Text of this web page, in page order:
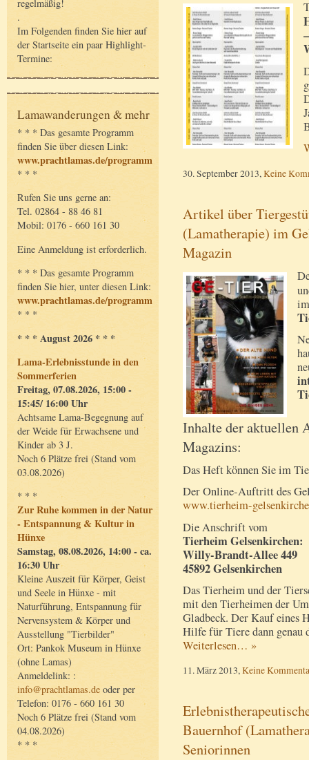
regelmäßig!
.
Im Folgenden finden Sie hier auf
der Startseite ein paar Highlight-
Termine:
Lamawanderungen & mehr
* * * Das gesamte Programm
finden Sie über diesen Link:
www.prachtlamas.de/programm
* * *
Rufen Sie uns gerne an:
Tel. 02864 - 88 46 81
Mobil: 0176 - 660 161 30
Eine Anmeldung ist erforderlich.
* * * Das gesamte Programm
finden Sie hier, unter diesen Link:
www.prachtlamas.de/programm
* * *
* * * August 2026 * * *
Lama-Erlebnisstunde in den
Sommerferien
Freitag, 07.08.2026, 15:00 -
15:45/ 16:00 Uhr
Achtsame Lama-Begegnung auf
der Weide für Erwachsene und
Kinder ab 3 J.
Noch 6 Plätze frei (Stand vom
03.08.2026)
* * *
Zur Ruhe kommen in der Natur
- Entspannung & Kultur in
Hünxe
Samstag, 08.08.2026, 14:00 - ca.
16:30 Uhr
Kleine Auszeit für Körper, Geist
und Seele in Hünxe - mit
Naturführung, Entspannung für
Nervensystem & Körper und
Ausstellung "Tierbilder"
Ort: Pankok Museum in Hünxe
(ohne Lamas)
Anmeldelink: :
info@prachtlamas.de oder per
Telefon: 0176 - 660 161 30
Noch 6 Plätze frei (Stand vom
04.08.2026)
* * *
30. September 2013, Keine
Artikel über
(Lamatherapie) im
Magazin
Inhalte der aktuellen
Magazins:
Das Heft können Sie im
Der Online-Auftritt des
www.tierheim-
Die Anschrift vom
Tierheim Gelsenkirchen:
Willy-Brandt-Allee 449
45892 Gelsenkirchen
Das Tierheim und der
mit den Tierheimen der
Gladbeck. Der Kauf eines
Hilfe für Tiere dann genau
Weiterlesen… »
11. März 2013,Keine
Bauernhof
Seniorinnen